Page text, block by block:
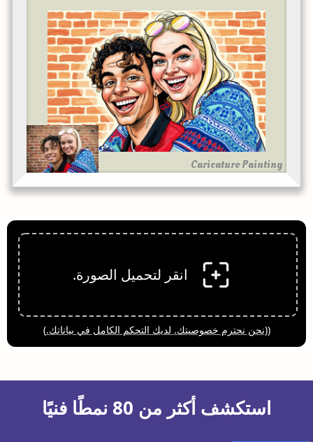
Caricature Painting
انقر لتحميل الصورة.
((نحن نحترم خصوصيتك. لديك التحكم الكامل في بياناتك.)
استكشف أكثر من 80 نمطًا فنيًا